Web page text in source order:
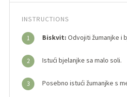
INSTRUCTIONS
1 Biskvit: Odvojiti žumanjke i
2 Istući bjelanjke sa malo soli.
3 Posebno istući žumanjke s